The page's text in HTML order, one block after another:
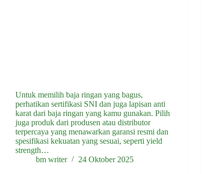
Untuk memilih baja ringan yang bagus,
perhatikan sertifikasi SNI dan juga lapisan anti
karat dari baja ringan yang kamu gunakan. Pilih
juga produk dari produsen atau distributor
terpercaya yang menawarkan garansi resmi dan
spesifikasi kekuatan yang sesuai, seperti yield
strength…
bm writer
24 Oktober 2025